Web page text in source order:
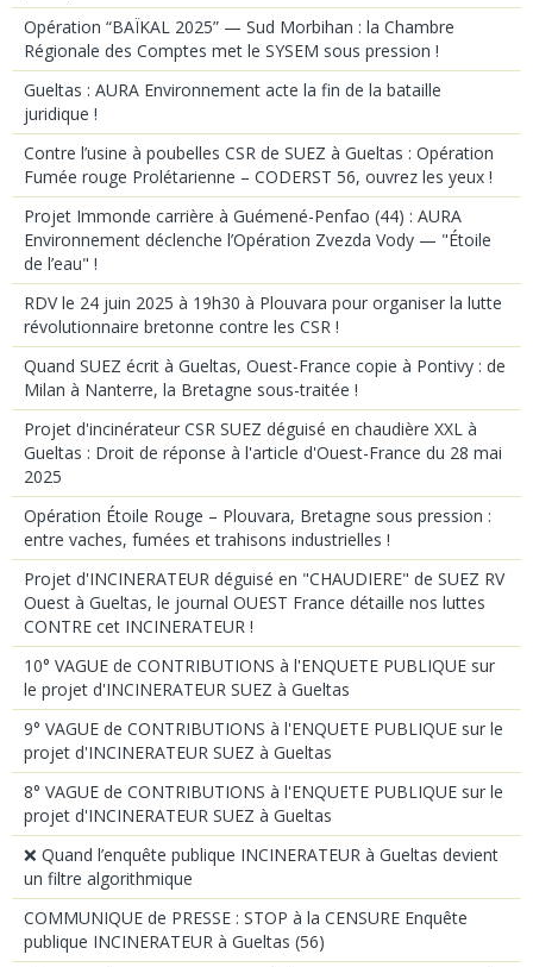
Opération “BAÏKAL 2025” — Sud Morbihan : la Chambre
Régionale des Comptes met le SYSEM sous pression !
Gueltas : AURA Environnement acte la fin de la bataille
juridique !
Contre l’usine à poubelles CSR de SUEZ à Gueltas : Opération
Fumée rouge Prolétarienne – CODERST 56, ouvrez les yeux !
Projet Immonde carrière à Guémené-Penfao (44) : AURA
Environnement déclenche l’Opération Zvezda Vody — "Étoile
de l’eau" !
RDV le 24 juin 2025 à 19h30 à Plouvara pour organiser la lutte
révolutionnaire bretonne contre les CSR !
Quand SUEZ écrit à Gueltas, Ouest-France copie à Pontivy : de
Milan à Nanterre, la Bretagne sous-traitée !
Projet d'incinérateur CSR SUEZ déguisé en chaudière XXL à
Gueltas : Droit de réponse à l'article d'Ouest-France du 28 mai
2025
Opération Étoile Rouge – Plouvara, Bretagne sous pression :
entre vaches, fumées et trahisons industrielles !
Projet d'INCINERATEUR déguisé en "CHAUDIERE" de SUEZ RV
Ouest à Gueltas, le journal OUEST France détaille nos luttes
CONTRE cet INCINERATEUR !
10° VAGUE de CONTRIBUTIONS à l'ENQUETE PUBLIQUE sur
le projet d'INCINERATEUR SUEZ à Gueltas
9° VAGUE de CONTRIBUTIONS à l'ENQUETE PUBLIQUE sur le
projet d'INCINERATEUR SUEZ à Gueltas
8° VAGUE de CONTRIBUTIONS à l'ENQUETE PUBLIQUE sur le
projet d'INCINERATEUR SUEZ à Gueltas
❌ Quand l’enquête publique INCINERATEUR à Gueltas devient
un filtre algorithmique
COMMUNIQUE de PRESSE : STOP à la CENSURE Enquête
publique INCINERATEUR à Gueltas (56)